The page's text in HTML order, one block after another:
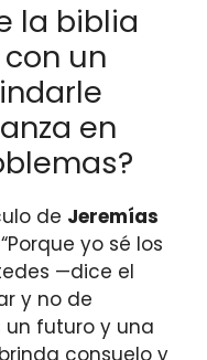
la biblia
un
en
de Jeremías
yo sé los
—dice el
y no de
futuro y una
consuelo y